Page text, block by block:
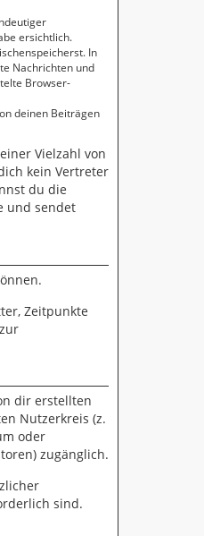
ersichtlich.
In
Nachrichten und
Browser-
deinen Beiträgen
Vielzahl von
kein Vertreter
du die
und sendet
Zeitpunkte
dir erstellten
Nutzerkreis (z.
oder
zugänglich.
sind.